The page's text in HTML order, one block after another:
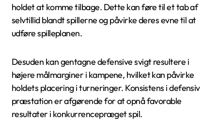
holdet at komme tilbage. Dette kan føre til et tab af
selvtillid blandt spillerne og påvirke deres evne til at
udføre spilleplanen.
Desuden kan gentagne defensive svigt resultere i
højere målmarginer i kampene, hvilket kan påvirke
holdets placering i turneringer. Konsistens i defensiv
præstation er afgørende for at opnå favorable
resultater i konkurrencepræget spil.